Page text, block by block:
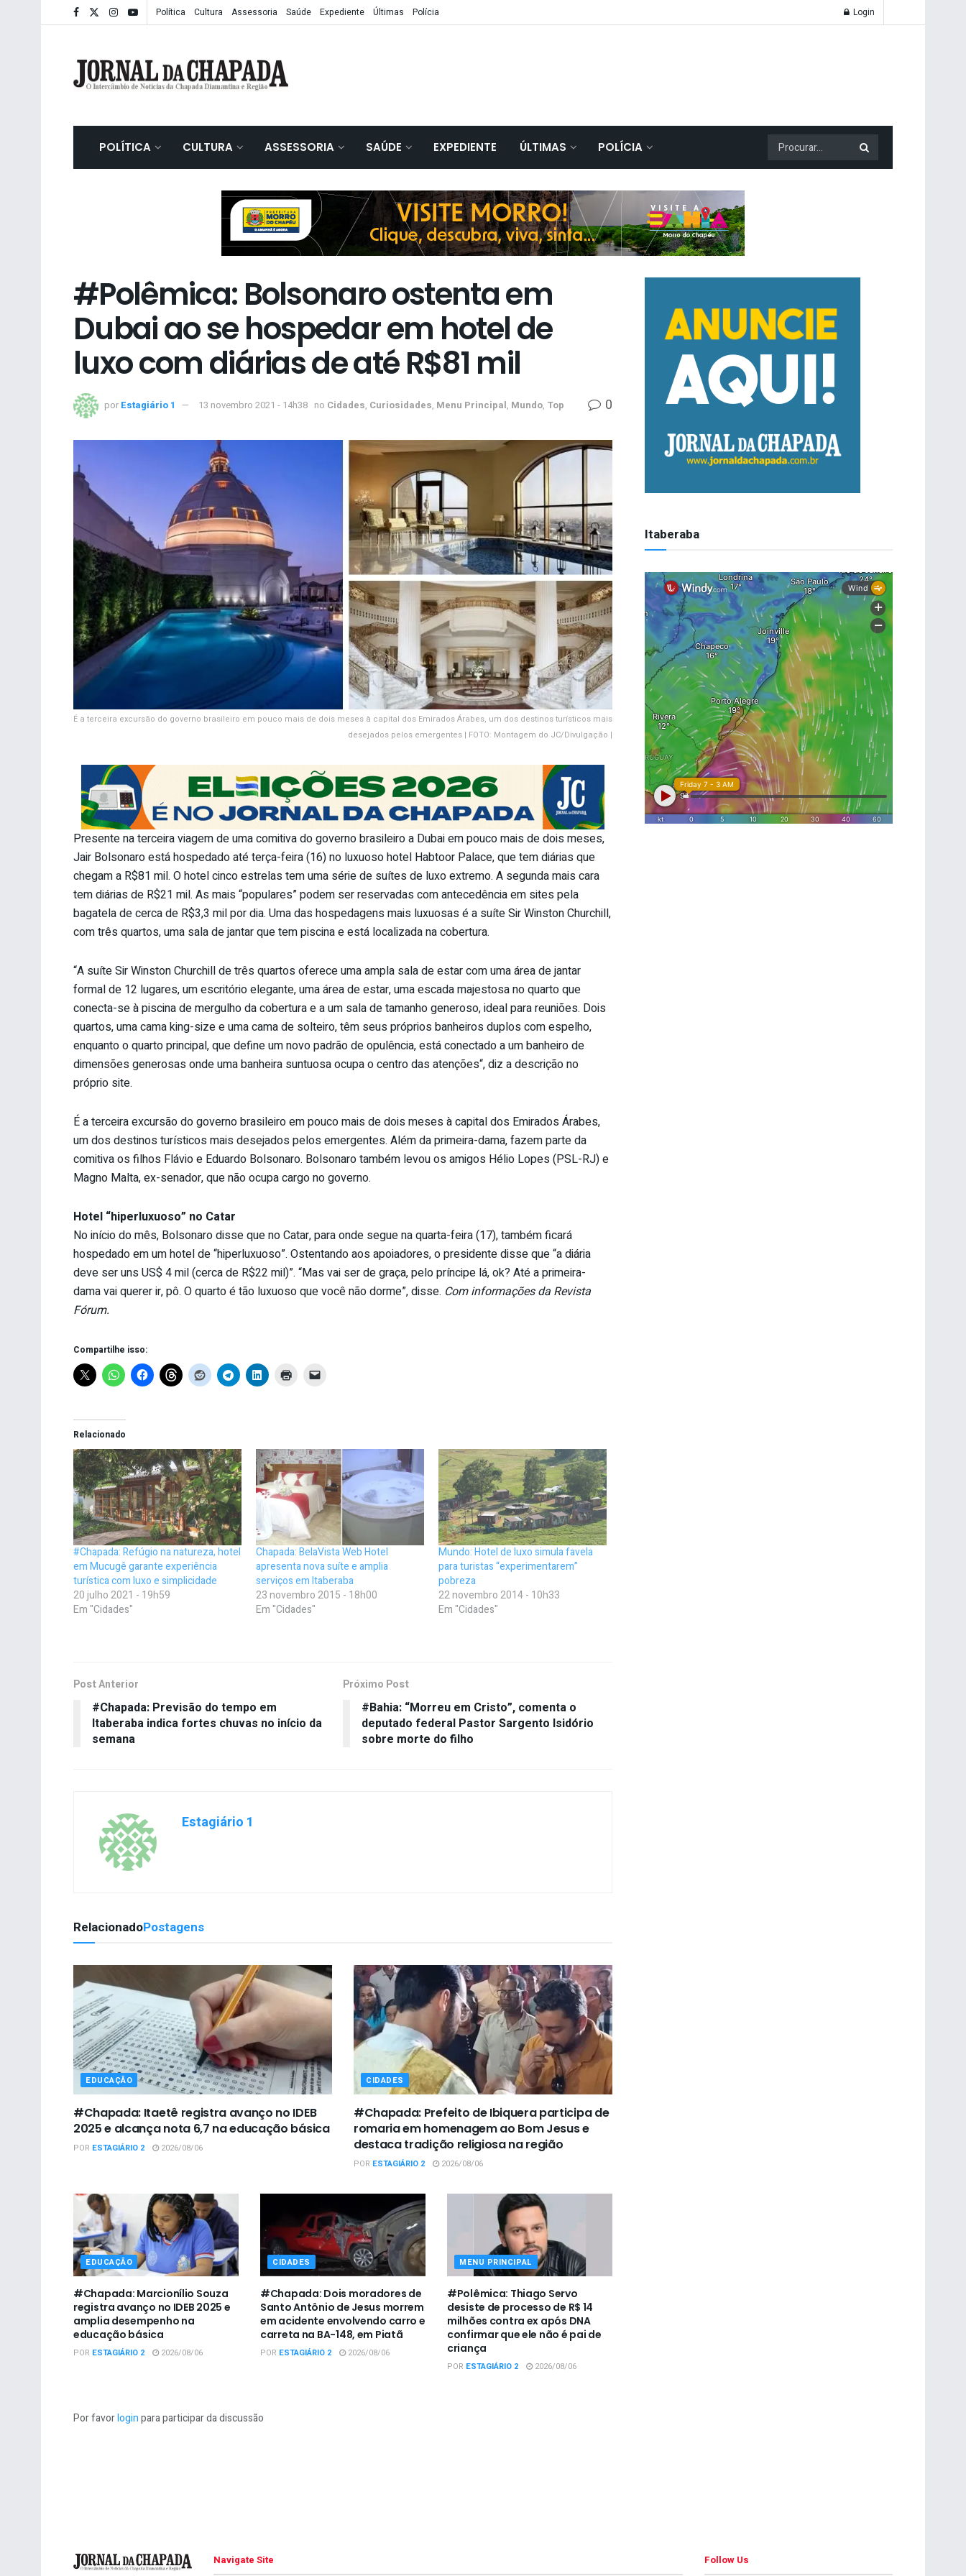
Política Cultura Assessoria Saúde Expediente Últimas Polícia Login
POLÍTICA CULTURA ASSESSORIA SAÚDE EXPEDIENTE ÚLTIMAS POLÍCIA
#Polêmica: Bolsonaro ostenta em
Dubai ao se hospedar em hotel de
luxo com diárias de até R$81 mil
por Estagiário 1 13 novembro 2021 - 14h38 no Cidades, Curiosidades, Menu Principal, Mundo, Top 0
É a terceira excursão do governo brasileiro em pouco mais de dois meses à capital dos Emirados Árabes, um dos destinos turísticos mais
desejados pelos emergentes | FOTO: Montagem do JC/Divulgação |
Presente na terceira viagem de uma comitiva do governo brasileiro a Dubai em pouco mais de dois meses,
Jair Bolsonaro está hospedado até terça-feira (16) no luxuoso hotel Habtoor Palace, que tem diárias que
chegam a R$81 mil. O hotel cinco estrelas tem uma série de suítes de luxo extremo. A segunda mais cara
tem diárias de R$21 mil. As mais “populares” podem ser reservadas com antecedência em sites pela
bagatela de cerca de R$3,3 mil por dia. Uma das hospedagens mais luxuosas é a suíte Sir Winston Churchill,
com três quartos, uma sala de jantar que tem piscina e está localizada na cobertura.
“A suíte Sir Winston Churchill de três quartos oferece uma ampla sala de estar com uma área de jantar
formal de 12 lugares, um escritório elegante, uma área de estar, uma escada majestosa no quarto que
conecta-se à piscina de mergulho da cobertura e a um sala de tamanho generoso, ideal para reuniões. Dois
quartos, uma cama king-size e uma cama de solteiro, têm seus próprios banheiros duplos com espelho,
enquanto o quarto principal, que define um novo padrão de opulência, está conectado a um banheiro de
dimensões generosas onde uma banheira suntuosa ocupa o centro das atenções“, diz a descrição no
próprio site.
É a terceira excursão do governo brasileiro em pouco mais de dois meses à capital dos Emirados Árabes,
um dos destinos turísticos mais desejados pelos emergentes. Além da primeira-dama, fazem parte da
comitiva os filhos Flávio e Eduardo Bolsonaro. Bolsonaro também levou os amigos Hélio Lopes (PSL-RJ) e
Magno Malta, ex-senador, que não ocupa cargo no governo.
Hotel “hiperluxuoso” no Catar
No início do mês, Bolsonaro disse que no Catar, para onde segue na quarta-feira (17), também ficará
hospedado em um hotel de “hiperluxuoso”. Ostentando aos apoiadores, o presidente disse que “a diária
deve ser uns US$ 4 mil (cerca de R$22 mil)”. “Mas vai ser de graça, pelo príncipe lá, ok? Até a primeira-
dama vai querer ir, pô. O quarto é tão luxuoso que você não dorme”, disse. Com informações da Revista
Fórum.
Compartilhe isso:
Relacionado
#Chapada: Refúgio na natureza, hotel
em Mucugê garante experiência
turística com luxo e simplicidade
20 julho 2021 - 19h59
Em "Cidades"
Chapada: BelaVista Web Hotel
apresenta nova suíte e amplia
serviços em Itaberaba
23 novembro 2015 - 18h00
Em "Cidades"
Mundo: Hotel de luxo simula favela
para turistas “experimentarem”
pobreza
22 novembro 2014 - 10h33
Em "Cidades"
Post Anterior
#Chapada: Previsão do tempo em
Itaberaba indica fortes chuvas no início da
semana
Próximo Post
#Bahia: “Morreu em Cristo”, comenta o
deputado federal Pastor Sargento Isidório
sobre morte do filho
Estagiário 1
RelacionadoPostagens
EDUCAÇÃO
#Chapada: Itaetê registra avanço no IDEB
2025 e alcança nota 6,7 na educação básica
POR ESTAGIÁRIO 2 2026/08/06
CIDADES
#Chapada: Prefeito de Ibiquera participa de
romaria em homenagem ao Bom Jesus e
destaca tradição religiosa na região
POR ESTAGIÁRIO 2 2026/08/06
EDUCAÇÃO
#Chapada: Marcionílio Souza
registra avanço no IDEB 2025 e
amplia desempenho na
educação básica
POR ESTAGIÁRIO 2 2026/08/06
CIDADES
#Chapada: Dois moradores de
Santo Antônio de Jesus morrem
em acidente envolvendo carro e
carreta na BA-148, em Piatã
POR ESTAGIÁRIO 2 2026/08/06
MENU PRINCIPAL
#Polêmica: Thiago Servo
desiste de processo de R$ 14
milhões contra ex após DNA
confirmar que ele não é pai de
criança
POR ESTAGIÁRIO 2 2026/08/06
Por favorloginpara participar da discussão
Itaberaba
Navigate Site Follow Us